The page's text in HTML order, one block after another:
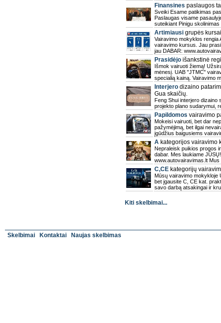
Finansines paslaugos
Sveiki Esame patikimas
Paslaugas visame
suteikiant Pinigu
Artimiausi grupės kursai
Vairavimo mokyklos rengia
vairavimo kursus. Jau
jau DABAR:
Prasidėjo išankstinė
Išmok vairuoti žiemą!
mėnesį. UAB "JTMC"
specialią kainą. Vairavimo
Interjero dizaino
Gua skaičių.
Feng Shui interjero dizaino
projekto plano sudarymui,
Papildomos vairavimo
Mokeisi vairuoti, bet dar
pažymėjimą, bet ilgai
įgūdžius baigusiems
A kategorijos vairavimo
Nepraleisk puikios progos
dabar. Mes laukiame
www.autovairavimas.lt
C,CE kategorijų
Mūsų vairavimo mokykloje
bet įgausite C, CE kat.
savo darbą atsakingai ir
Kiti skelbimai...
Skelbimai Kontaktai Naujas skelbimas